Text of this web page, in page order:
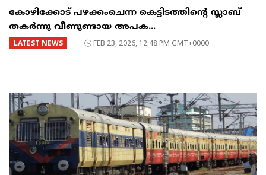
കോഴിക്കോട് പഴക്കംചെന്ന കെട്ടിടത്തിന്റെ സ്ലാബ്
തകർന്നു വീണുണ്ടായ അപക...
LATEST NEWS FEB 23, 2026, 12:48 PM GMT+0000